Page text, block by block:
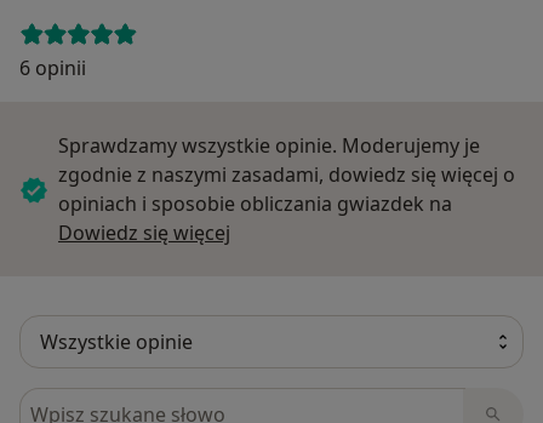
6 opinii
Sprawdzamy wszystkie opinie. Moderujemy je
zgodnie z naszymi zasadami, dowiedz się więcej o
opiniach i sposobie obliczania gwiazdek na
Dowiedz się więcej
Szukaj w opiniach